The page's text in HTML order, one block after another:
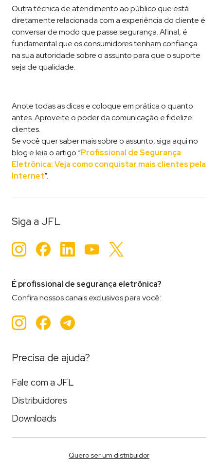
Outra técnica de atendimento ao público que está
diretamente relacionada com a experiência do cliente é
conversar de modo que passe segurança. Afinal, é
fundamental que os consumidores tenham confiança
na sua autoridade sobre o assunto para que o suporte
seja de qualidade.
Anote todas as dicas e coloque em prática o quanto
antes. Aproveite o poder da comunicação e fidelize
clientes.
Se você quer saber mais sobre o assunto, siga aqui no
blog e leia o artigo “Profissional de Segurança
Eletrônica: Veja como conquistar mais clientes pela
Internet”.
Siga a JFL
Instagram
Facebook
LinkedInYouTube
É profissional de segurança eletrônica?
Confira nossos canais exclusivos para você:
Instagram
Facebook
Teleram
Precisa de ajuda?
Fale com a JFL
Distribuidores
Downloads
Quero ser um distribuidor